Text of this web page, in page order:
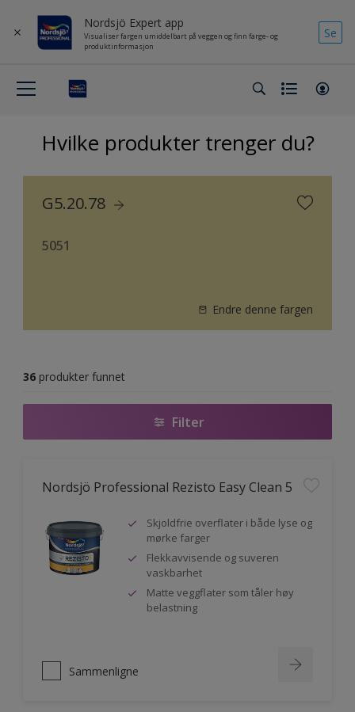
Nordsjö Expert app
Visualiser fargen umiddelbart på veggen og finn farge- og
produktinformasjon
Se
Hvilke produkter trenger du?
G5.20.78
5051
Endre denne fargen
36 produkter funnet
Filter
Nordsjö Professional Rezisto Easy Clean 5
Skjoldfrie overflater i både lyse og
mørke farger
Flekkavvisende og suveren
vaskbarhet
Matte veggflater som tåler høy
belastning
Sammenligne